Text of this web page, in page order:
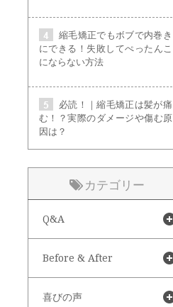
縮毛矯正でもボブで内巻き
にできる！失敗してぺったんこ
にならない方法
必読！｜縮毛矯正は髪が痛
む！？実際のダメージや傷む原
因は？
カテゴリー
Q&A
Before & After
喜びの声